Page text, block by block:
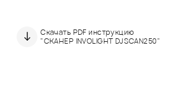
Скачать PDF инструкцию
"СКАНЕР INVOLIGHT DJSCAN250"